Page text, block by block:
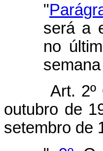
"
será a
no
Art. 2º
outubro de
setembro de